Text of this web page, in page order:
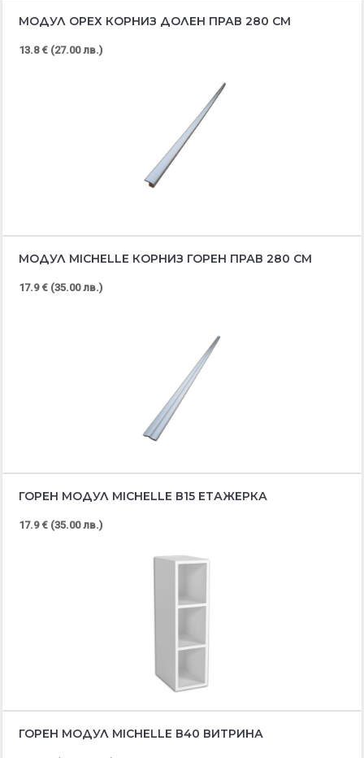
МОДУЛ ОРЕХ КОРНИЗ ДОЛЕН ПРАВ 280 СМ
13.8 € (27.00 лв.)
МОДУЛ MICHELLE КОРНИЗ ГОРЕН ПРАВ 280 СМ
17.9 € (35.00 лв.)
ГОРЕН МОДУЛ MICHELLE В15 ЕТАЖЕРКА
17.9 € (35.00 лв.)
ГОРЕН МОДУЛ MICHELLE В40 ВИТРИНА